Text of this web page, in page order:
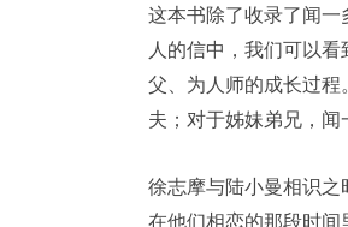
这本书除了收录了闻
人的信中，我们可以
父、为人师的成长过
夫；对于姊妹弟兄，闻
徐志摩与陆小曼相识之
在他们相恋的那段时